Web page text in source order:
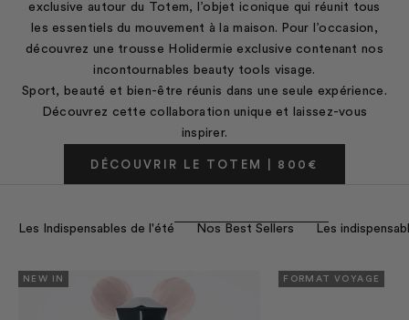
exclusive autour du Totem, l’objet iconique qui réunit tous
les essentiels du mouvement à la maison. Pour l’occasion,
découvrez une trousse Holidermie exclusive contenant nos
incontournables beauty tools visage.
Sport, beauté et bien-être réunis dans une seule expérience.
Découvrez cette collaboration unique et laissez-vous
inspirer.
DÉCOUVRIR LE TOTEM | 800€
Les Indispensables de l'été Nos Best Sellers Les
NEW IN FORMAT VOYAGE